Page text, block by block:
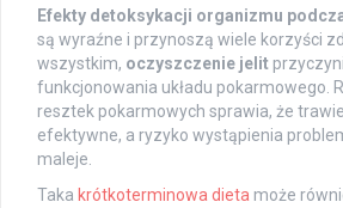
Efekty detoksykacji organizmu
są wyraźne i przynoszą wiele korzyści
wszystkim, oczyszczenie jelit
funkcjonowania układu pokarmowego.
resztek pokarmowych sprawia, że
efektywne, a ryzyko wystąpienia
maleje.
Taka krótkoterminowa dieta może